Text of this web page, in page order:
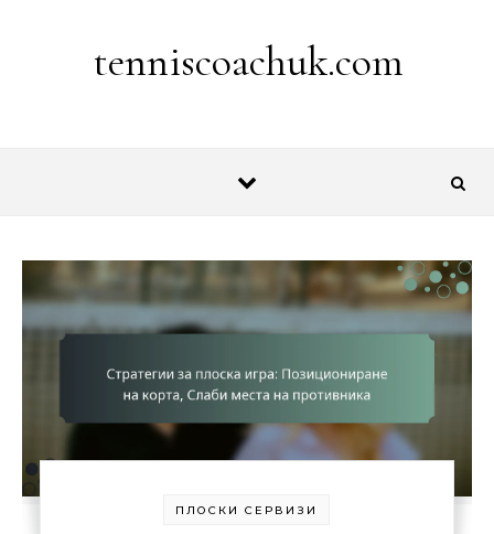
tenniscoachuk.com
ПЛОСКИ СЕРВИЗИ